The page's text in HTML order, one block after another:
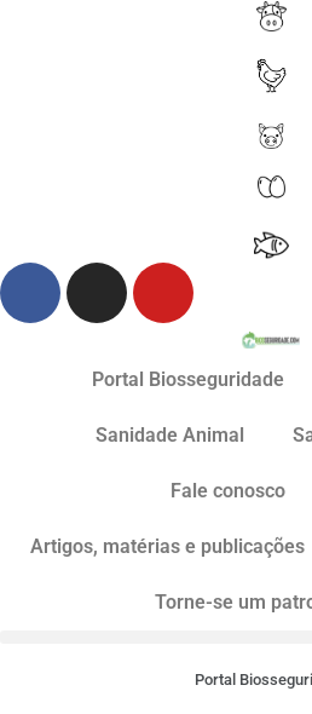
Portal Biosseguridade
Sanidade Animal
Fale conosco
Artigos, matérias e publicações
Torne-se um
Portal